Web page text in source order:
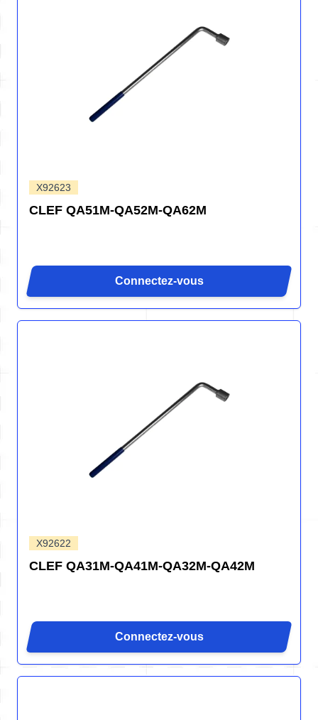
X92623
CLEF QA51M-QA52M-QA62M
Connectez-vous
X92622
CLEF QA31M-QA41M-QA32M-QA42M
Connectez-vous